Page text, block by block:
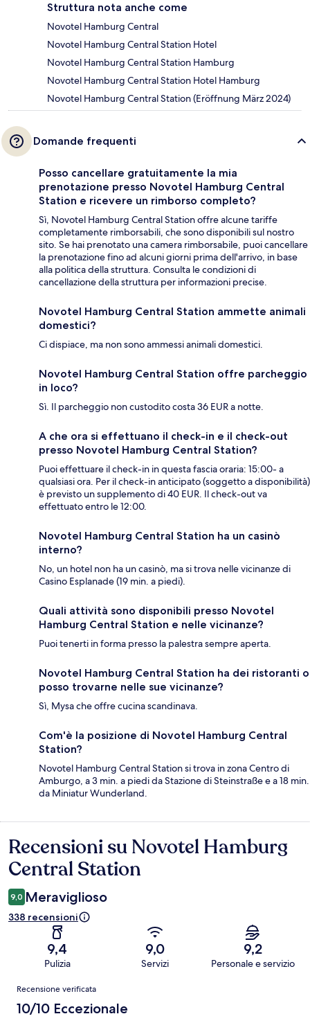
Struttura nota anche come
Novotel Hamburg Central
Novotel Hamburg Central Station Hotel
Novotel Hamburg Central Station Hamburg
Novotel Hamburg Central Station Hotel Hamburg
Novotel Hamburg Central Station (Eröffnung März 2024)
Domande frequenti
Posso cancellare gratuitamente la mia
prenotazione presso Novotel Hamburg Central
Station e ricevere un rimborso completo?
Sì, Novotel Hamburg Central Station offre alcune tariffe
completamente rimborsabili, che sono disponibili sul nostro
sito. Se hai prenotato una camera rimborsabile, puoi cancellare
la prenotazione fino ad alcuni giorni prima dell'arrivo, in base
alla politica della struttura. Consulta le condizioni di
cancellazione della struttura per informazioni precise.
Novotel Hamburg Central Station ammette animali
domestici?
Ci dispiace, ma non sono ammessi animali domestici.
Novotel Hamburg Central Station offre parcheggio
in loco?
Sì. Il parcheggio non custodito costa 36 EUR a notte.
A che ora si effettuano il check-in e il check-out
presso Novotel Hamburg Central Station?
Puoi effettuare il check-in in questa fascia oraria: 15:00- a
qualsiasi ora. Per il check-in anticipato (soggetto a disponibilità)
è previsto un supplemento di 40 EUR. Il check-out va
effettuato entro le 12:00.
Novotel Hamburg Central Station ha un casinò
interno?
No, un hotel non ha un casinò, ma si trova nelle vicinanze di
Casino Esplanade (19 min. a piedi).
Quali attività sono disponibili presso Novotel
Hamburg Central Station e nelle vicinanze?
Puoi tenerti in forma presso la palestra sempre aperta.
Novotel Hamburg Central Station ha dei ristoranti o
posso trovarne nelle sue vicinanze?
Sì, Mysa che offre cucina scandinava.
Com'è la posizione di Novotel Hamburg Central
Station?
Novotel Hamburg Central Station si trova in zona Centro di
Amburgo, a 3 min. a piedi da Stazione di Steinstraße e a 18 min.
da Miniatur Wunderland.
Recensioni
Recensioni su Novotel Hamburg
Central Station
9,0 Meraviglioso
338 recensioni
9,4
Pulizia
9,0
Servizi
9,2
Personale e servizio
Recensioni
Recensione verificata
10/10 Eccezionale